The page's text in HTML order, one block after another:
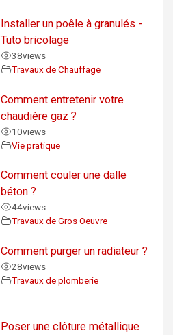
Installer un poêle à granulés -
Tuto bricolage
38views
Travaux de Chauffage
Comment entretenir votre
chaudière gaz ?
10views
Vie pratique
Comment couler une dalle
béton ?
44views
Travaux de Gros Oeuvre
Comment purger un radiateur ?
28views
Travaux de plomberie
Poser une clôture métallique